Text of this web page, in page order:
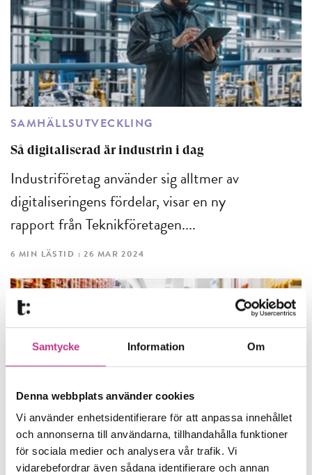
Samtycke Information Om
Denna webbplats använder cookies
Vi använder enhetsidentifierare för att anpassa innehållet
och annonserna till användarna, tillhandahålla funktioner
för sociala medier och analysera vår trafik. Vi
vidarebefordrar även sådana identifierare och annan
SAMHÄLLSUTVECKLING
Så digitaliserad är industrin i dag
Industriföretag använder sig alltmer av
digitaliseringens fördelar, visar en ny
rapport från Teknikföretagen....
6 MIN LÄSTID : 26 MAR 2024
SAMHÄLLSUTVECKLING